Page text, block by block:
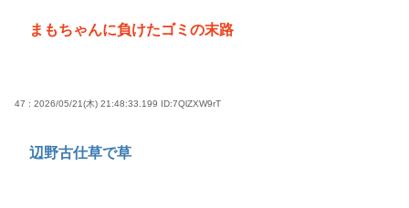
まもちゃんに負けたゴミの末路
47 : 2026/05/21(木) 21:48:33.199 ID:7QlZXW9rT
辺野古仕草で草